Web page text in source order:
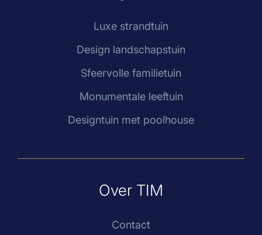
Luxe strandtuin
Design landschapstuin
Sfeervolle familietuin
Monumentale leeftuin
Designtuin met poolhouse
Over TIM
Contact